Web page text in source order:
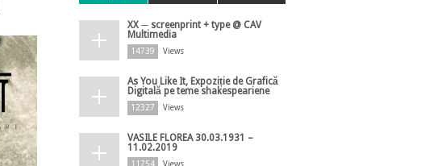
XX ─ screenprint + type @ CAV
Multimedia
14739 Views
As You Like It, Expoziție de Grafică
Digitală pe teme shakespeariene
12327 Views
VASILE FLOREA 30.03.1931 –
11.02.2019
11754 Views